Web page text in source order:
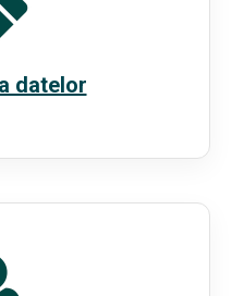
datelor